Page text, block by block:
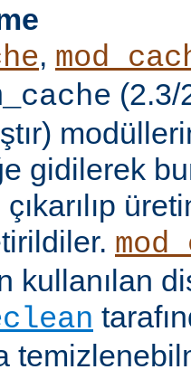
,
(2.3/
gidilerek
kullanılan